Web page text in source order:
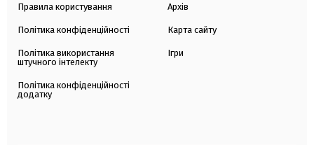
Правила користування
Політика конфіденційності
Політика використання
штучного інтелекту
Політика конфіденційності
додатку
Архів
Карта сайту
Ігри